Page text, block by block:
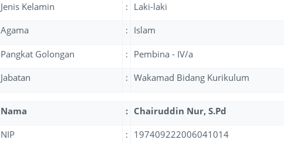
Jenis Kelamin : Laki-laki
Agama
: Islam
Pangkat Golongan : Pembina - IV/a
Jabatan
: Wakamad Bidang Kurikulum
Nama : Chairuddin Nur, S.Pd
NIP
: 197409222006041014